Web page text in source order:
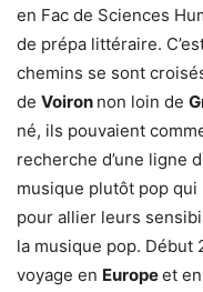
en Fac de Sciences
de prépa littéraire.
chemins se sont
de Voiron non loin de
né, ils pouvaient
recherche d’une ligne
musique plutôt pop
pour allier leurs
la musique pop. Début
voyage en Europeet